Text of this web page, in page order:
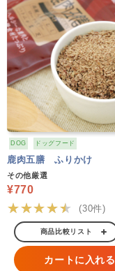
DOG ドッグフード
鹿肉五膳 ふりかけ
その他厳選
¥770
★★★★★ (30件)
商品比較リスト
カートに入れる